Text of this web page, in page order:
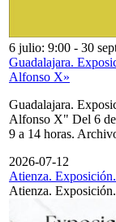
6 julio: 9:00 - 30
Guadalajara.
Alfonso X»
Guadalajara.
Alfonso X" Del 6 de
9 a 14 horas.
2026-07-12
Atienza.
Atienza.